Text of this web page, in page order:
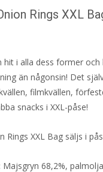
Rings XXL
hit i alla dess former och
än någonsin! Det
filmkvällen,
snacks i XXL-påse!
Rings XXL Bag säljs i
Majsgryn 68,2%,